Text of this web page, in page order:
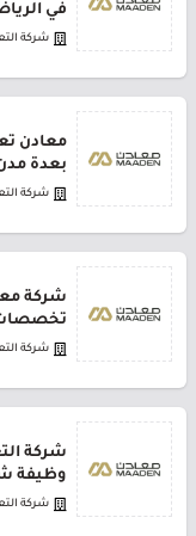
في
شركة
معادن
بعدة
شركة
تخصصات
شركة
وظيفة
شركة